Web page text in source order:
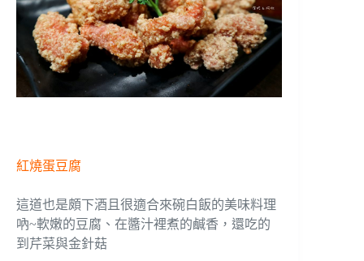
紅燒蛋豆腐
這道也是頗下酒且很適合來碗白飯的美味料理
吶~軟嫩的豆腐、在醬汁裡煮的鹹香，還吃的
到芹菜與金針菇